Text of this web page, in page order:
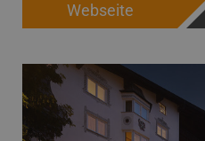
Webseite